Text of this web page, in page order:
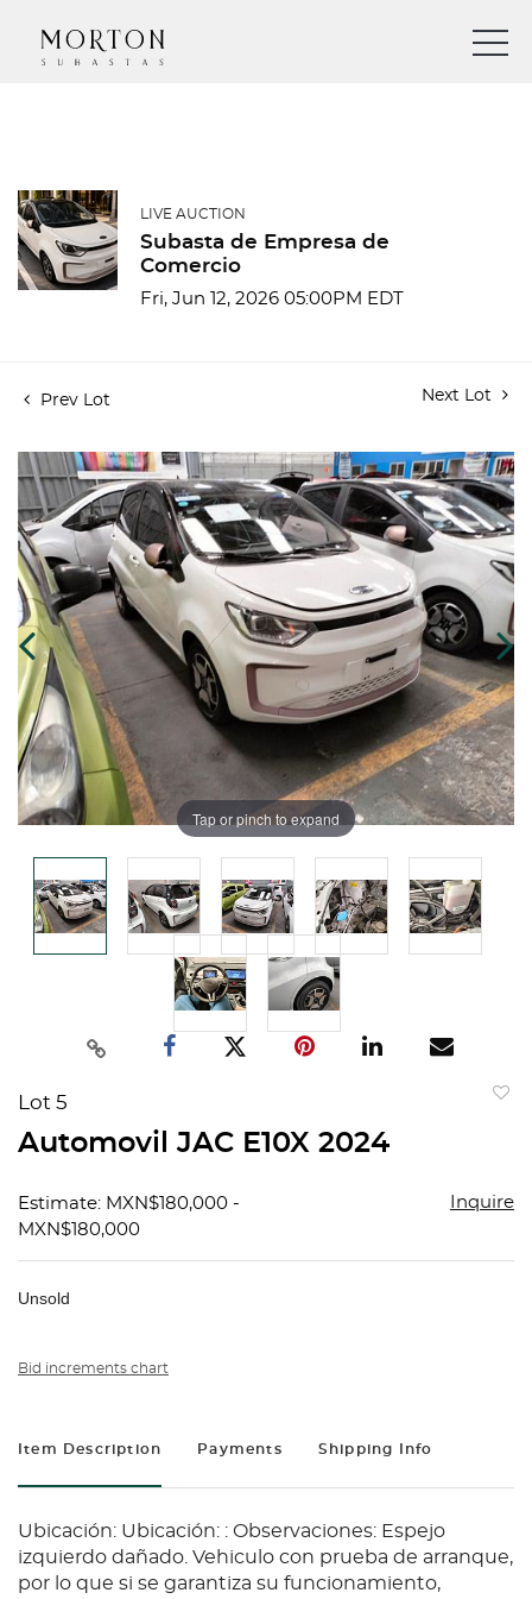
LIVE AUCTION
Subasta de Empresa de
Comercio
Fri, Jun 12, 2026 05:00PM EDT
Prev Lot Next Lot
Tap or pinch to expand
Lot 5
Automovil JAC E10X 2024
Estimate: MXN$180,000 -
MXN$180,000
Inquire
Unsold
Bid increments chart
Item Description Payments Shipping Info
Ubicación: Ubicación: : Observaciones: Espejo
izquierdo dañado. Vehiculo con prueba de arranque,
por lo que si se garantiza su funcionamiento,